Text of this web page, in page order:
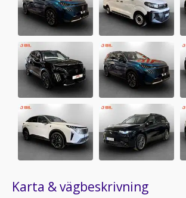
Karta & vägbeskrivning